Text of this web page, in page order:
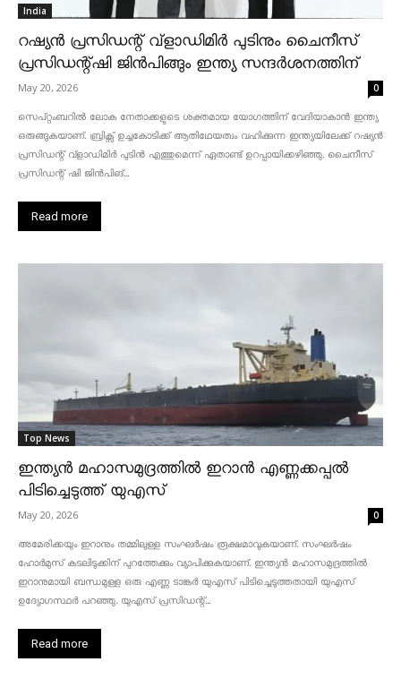
India
റഷ്യൻ പ്രസിഡന്റ് വ്‌ളാഡിമിർ പുടിനും ചൈനീസ്
പ്രസിഡന്റ്ഷി ജിൻപിങ്ങും ഇന്ത്യ സന്ദർശനത്തിന്
May 20, 2026 0
സെപ്റ്റംബറിൽ ലോക നേതാക്കളുടെ ശക്തമായ യോഗത്തിന് വേദിയാകാൻ ഇന്ത്യ
ഒരുങ്ങുകയാണ്. ബ്രിക്സ് ഉച്ചകോടിക്ക് ആതിഥേയത്വം വഹിക്കുന്ന ഇന്ത്യയിലേക്ക് റഷ്യൻ
പ്രസിഡന്റ് വ്‌ളാഡിമിർ പുടിൻ എത്തുമെന്ന് ഏതാണ്ട് ഉറപ്പായിക്കഴിഞ്ഞു. ചൈനീസ്
പ്രസിഡന്റ് ഷി ജിൻപിങ്...
Read more
Top News
ഇന്ത്യൻ മഹാസമുദ്രത്തിൽ ഇറാൻ എണ്ണക്കപ്പൽ
പിടിച്ചെടുത്ത് യുഎസ്
May 20, 2026 0
അമേരിക്കയും ഇറാനും തമ്മിലുള്ള സംഘർഷം രൂക്ഷമാവുകയാണ്. സംഘർഷം
ഹോർമുസ് കടലിടുക്കിന് പുറത്തേക്കും വ്യാപിക്കുകയാണ്. ഇന്ത്യൻ മഹാസമുദ്രത്തിൽ
ഇറാനുമായി ബന്ധമുള്ള ഒരു എണ്ണ ടാങ്കർ യുഎസ് പിടിച്ചെടുത്തതായി യുഎസ്
ഉദ്യോഗസ്ഥർ പറഞ്ഞു. യുഎസ് പ്രസിഡന്റ്...
Read more